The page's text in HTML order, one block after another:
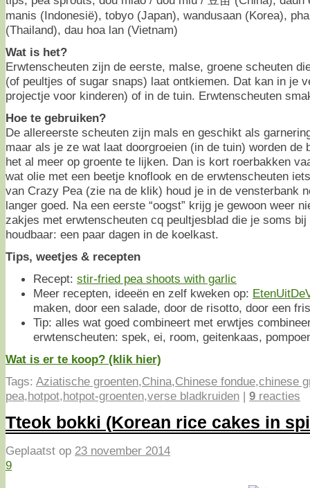
manis (Indonesië), tobyo (Japan), wandusaan (Korea),
(Thailand), dau hoa lan (Vietnam)
Wat is het?
Erwtenscheuten zijn de eerste, malse, groene scheuten
(of peultjes of sugar snaps) laat ontkiemen. Dat kan in je
projectje voor kinderen) of in de tuin. Erwtenscheuten
Hoe te gebruiken?
De allereerste scheuten zijn mals en geschikt als
maar als je ze wat laat doorgroeien (in de tuin) worden de
het al meer op groente te lijken. Dan is kort roerbakken
wat olie met een beetje knoflook en de erwtenscheuten
van Crazy Pea (zie na de klik) houd je in de vensterbank
langer goed. Na een eerste “oogst” krijg je gewoon weer
zakjes met erwtenscheuten cq peultjesblad die je soms
houdbaar: een paar dagen in de koelkast.
Tips, weetjes & recepten
Recept: stir-fried pea shoots with garlic
Meer recepten, ideeën en zelf kweken op:
maken, door een salade, door de risotto, door een
Tip: alles wat goed combineert met erwtjes
erwtenscheuten: spek, ei, room, geitenkaas,
Wat is er te koop? (klik hier)
Tags: Aziatische groenten,China,Chinese fondue,chinese
pea,hotpot,hotpot-groenten,verse bladkruiden | 9 reacties
Tteok bokki (Korean rice cakes in
Geplaatst op 23 november 2014
9